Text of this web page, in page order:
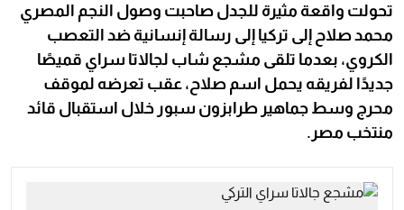
تحولت واقعة مثيرة للجدل صاحبت وصول النجم المصري
محمد صلاح إلى تركيا إلى رسالة إنسانية ضد التعصب
الكروي، بعدما تلقى مشجع شاب لجالاتا سراي قميصًا
جديدًا لفريقه يحمل اسم صلاح، عقب تعرضه لموقف
محرج وسط جماهير طرابزون سبور خلال استقبال قائد
منتخب مصر.